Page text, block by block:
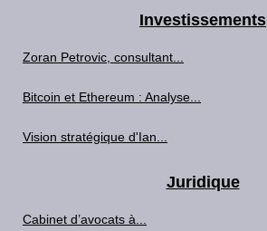
Investissements
Zoran Petrovic, consultant...
Bitcoin et Ethereum : Analyse...
Vision stratégique d'Ian...
Juridique
Cabinet d’avocats à...